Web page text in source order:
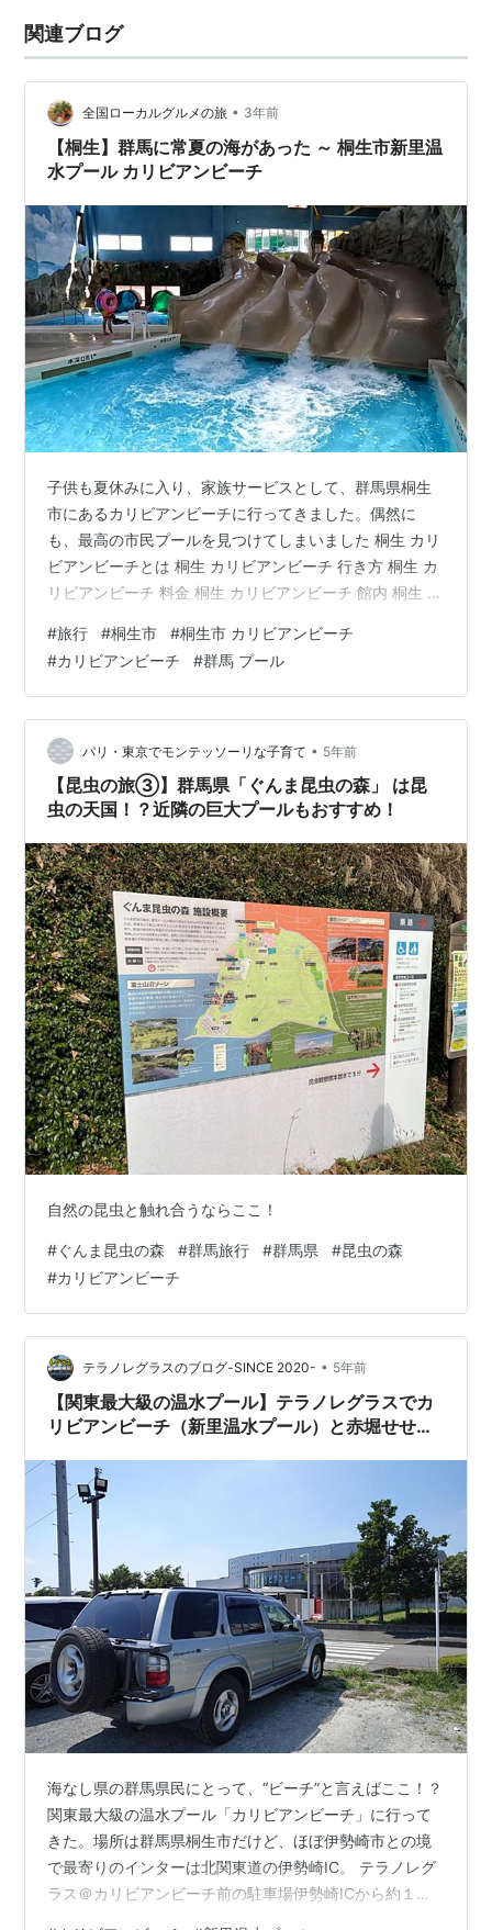
関連ブログ
全国ローカルグルメの旅 • 3年前
【桐生】群馬に常夏の海があった ～ 桐生市新里温
水プール カリビアンビーチ
子供も夏休みに入り、家族サービスとして、群馬県桐生
市にあるカリビアンビーチに行ってきました。偶然に
も、最高の市民プールを見つけてしまいました 桐生 カリ
ビアンビーチとは 桐生 カリビアンビーチ 行き方 桐生 カ
リビアンビーチ 料金 桐生 カリビアンビーチ 館内 桐生 カ
にある市営のプールで、正式名称は「桐生市新里温水プ
ール」。隣にある「桐生市清掃センター」から出る余熱
を利用しています。国際的に名高いリゾート地「カリビ
アンリゾート」のごとく、一年中常夏の気分を楽しむこ
とができます カリビアンビーチ 桐生 カリビアンビーチ
行き方 上毛電鉄新里駅…
#旅行 #桐生市 #桐生市 カリビアンビーチ
#カリビアンビーチ #群馬 プール
パリ・東京でモンテッソーリな子育て • 5年前
【昆虫の旅③】群馬県「ぐんま昆虫の森」 は昆
虫の天国！？近隣の巨大プールもおすすめ！
自然の昆虫と触れ合うならここ！
#ぐんま昆虫の森 #群馬旅行 #群馬県 #昆虫の森
#カリビアンビーチ
テラノレグラスのブログ-SINCE 2020- • 5年前
【関東最大級の温水プール】テラノレグラスでカ
リビアンビーチ（新里温水プール）と赤堀せせら
かぼりモールも~
海なし県の群馬県民にとって、“ビーチ”と言えばここ！？
関東最大級の温水プール「カリビアンビーチ」に行って
きた。場所は群馬県桐生市だけど、ほぼ伊勢崎市との境
で最寄りのインターは北関東道の伊勢崎IC。 テラノレグ
ラス＠カリビアンビーチ前の駐車場伊勢崎ICから約１５